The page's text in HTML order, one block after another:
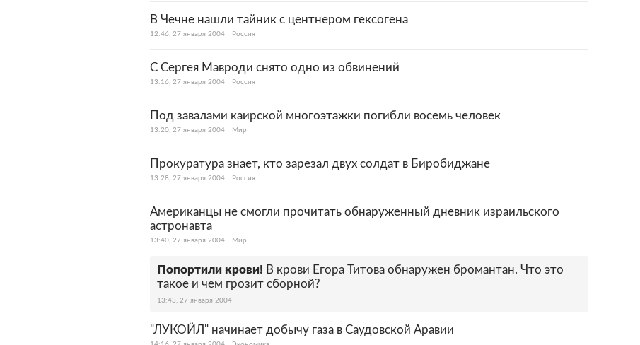
В Чечне нашли тайник с центнером гексогена
12:46, 27 января 2004 Россия
С Сергея Мавроди снято одно из обвинений
13:16, 27 января 2004 Россия
Под завалами каирской многоэтажки погибли восемь человек
13:20, 27 января 2004 Мир
Прокуратура знает, кто зарезал двух солдат в Биробиджане
13:28, 27 января 2004 Россия
Американцы не смогли прочитать обнаруженный дневник израильского
астронавта
13:40, 27 января 2004 Мир
Попортили крови! В крови Егора Титова обнаружен бромантан. Что это
такое и чем грозит сборной?
13:43, 27 января 2004
"ЛУКОЙЛ" начинает добычу газа в Саудовской Аравии